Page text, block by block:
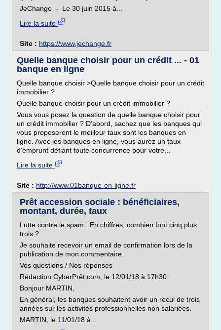
JeChange - Le 30 juin 2015 à...
Lire la suite
Site : https://www.jechange.fr
Quelle banque choisir pour un crédit ... - 01
banque en ligne
Quelle banque choisir >Quelle banque choisir pour un crédit
immobilier ?
Quelle banque choisir pour un crédit immobilier ?
Vous vous posez la question de quelle banque choisir pour
un crédit immobilier ? D'abord, sachez que les banques qui
vous proposeront le meilleur taux sont les banques en
ligne. Avec les banques en ligne, vous aurez un taux
d'emprunt défiant toute concurrence pour votre...
Lire la suite
Site : http://www.01banque-en-ligne.fr
Prêt accession sociale : bénéficiaires,
montant, durée, taux
Lutte contre le spam : En chiffres, combien font cinq plus
trois ?
Je souhaite recevoir un email de confirmation lors de la
publication de mon commentaire.
Vos questions / Nos réponses
Rédaction CyberPrêt.com, le 12/01/18 à 17h30
Bonjour MARTIN,
En général, les banques souhaitent avoir un recul de trois
années sur les activités professionnelles non salariées.
MARTIN, le 11/01/18 à...